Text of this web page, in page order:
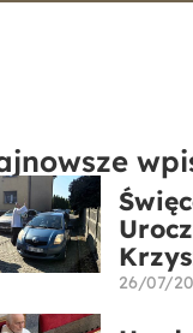
26/07/